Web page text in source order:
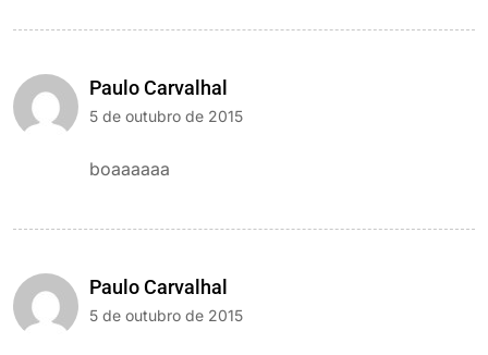
Paulo Carvalhal
5 de outubro de 2015
boaaaaaa
Paulo Carvalhal
5 de outubro de 2015